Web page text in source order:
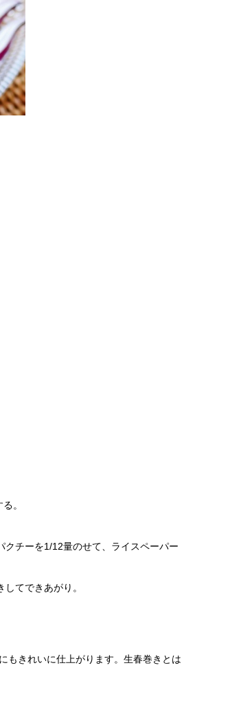
。
チーを1/12量のせて、ライスペーパー
てできあがり。
もきれいに仕上がります。生春巻きとは